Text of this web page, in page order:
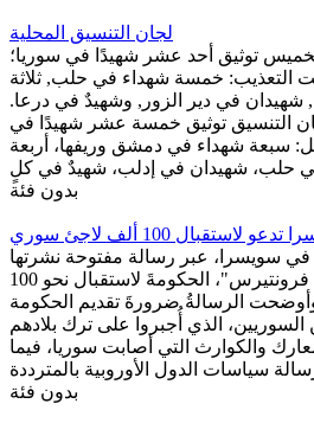
لجان التنسيق المحلية
توثيق أحد عشر شهيدًا في سوريا؛
التعذيب: خمسة شهداء في حلب, ثلاثة
في دير الزور, وشهيدٌ في درعا.
التنسيق توثيق خمسة عشر شهيدًا في
سبعة شهداء في دمشق وريفها، أربعة
بدون فئة
100 ألف لاجئ سوري
في سويسرا، عبر رسالة مفتوحة نشرتها
منظمة "سوليداريتي سانس فرونتيرس"، الحكومةَ لاستقبال نحو 100
الرسالةُ ضرورةَ تقديم الحكومة
الذي أُجبروا على ترك بلادهم
والكوارث التي أصابت سوريا، فيما
بدون فئة